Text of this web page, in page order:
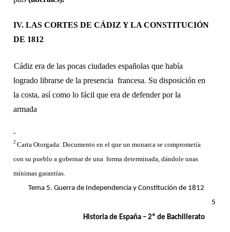
IV. LAS CORTES DE CÁDIZ Y LA CONSTITUCIÓN
DE 1812
Cádiz era de las pocas ciudades españolas que había
logrado librarse de la presencia  francesa. Su disposición en
la costa, así como lo fácil que era de defender por la
armada
2 Carta Otorgada: Documento en el que un monarca se comprometía
con su pueblo a gobernar de una  forma determinada, dándole unas
mínimas garantías.
Tema 5. Guerra de Independencia y Constitución de 1812
5
Historia de España – 2º de Bachillerato